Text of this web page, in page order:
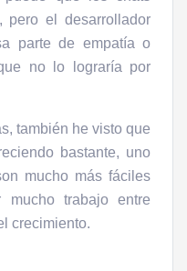
pero el desarrollador
parte de empatía o
no lo lograría por
también he visto que
bastante, uno
mucho más fáciles
trabajo entre
crecimiento.